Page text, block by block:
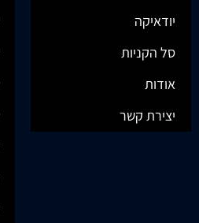
יודאיקה
סל הקניות
אודות
יצירת קשר